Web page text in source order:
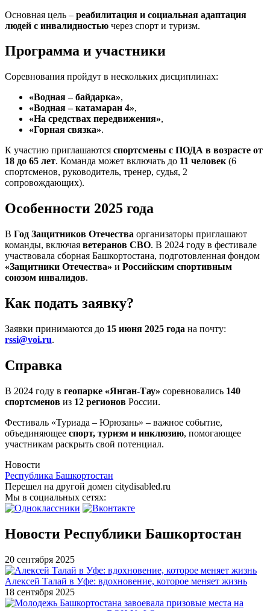
Основная цель – реабилитация и социальная адаптация
людей с инвалидностью через спорт и туризм.
Программа и участники
Соревнования пройдут в нескольких дисциплинах:
«Водная – байдарка»,
«Водная – катамаран 4»,
«На средствах передвижения»,
«Горная связка».
К участию приглашаются спортсмены с ПОДА в возрасте от
18 до 65 лет. Команда может включать до 11 человек (6
спортсменов, руководитель, тренер, судья, 2
сопровождающих).
Особенности 2025 года
В Год Защитников Отечества организаторы приглашают
команды, включая ветеранов СВО. В 2024 году в фестивале
участвовала сборная Башкортостана, подготовленная фондом
«Защитники Отечества» и Российским спортивным
союзом инвалидов.
Как подать заявку?
Заявки принимаются до 15 июня 2025 года на почту:
rssi@voi.ru.
Справка
В 2024 году в геопарке «Янган-Тау» соревновались 140
спортсменов из 12 регионов России.
Фестиваль «Туриада – Юрюзань» – важное событие,
объединяющее спорт, туризм и инклюзию, помогающее
участникам раскрыть свой потенциал.
Новости
Республика Башкортостан
Перешел на другой домен citydisabled.ru
Мы в социальных сетях:
Новости Республики Башкортостан
20 сентября 2025
Алексей Талай в Уфе: вдохновение, которое меняет жизнь
18 сентября 2025